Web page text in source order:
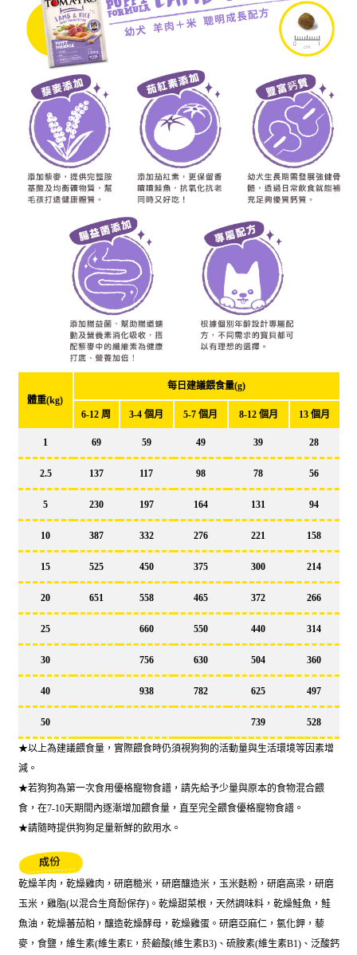
體重(kg)
每日建議餵食量(g)
6-12 周 3-4 個月 5-7 個月 8-12 個月 13 個月
1 69 59 49 39 28
2.5 137 117 98 78 56
5 230 197 164 131 94
10 387 332 276 221 158
15 525 450 375 300 214
20 651 558 465 372 266
25 660 550 440 314
30 756 630 504 360
40 938 782 625 497
50 739 528
★以上為建議餵食量，實際餵食時仍須視狗狗的活動量與生活環境等因素增
減。
★若狗狗為第一次食用優格寵物食譜，請先給予少量與原本的食物混合餵
食，在7-10天期間內逐漸增加餵食量，直至完全餵食優格寵物食譜。
★請隨時提供狗狗足量新鮮的飲用水。
乾燥羊肉，乾燥雞肉，研磨糙米，研磨釀造米，玉米麩粉，研磨高梁，研磨
玉米，雞脂(以混合生育酚保存)。乾燥甜菜根，天然調味料，乾燥鮭魚，鮭
魚油，乾燥蕃茄粕，釀造乾燥酵母，乾燥雞蛋。研磨亞麻仁，氯化鉀，藜
麥，食鹽，維生素(維生素E，菸鹼酸(維生素B3)、硫胺素(維生素B1)、泛酸鈣